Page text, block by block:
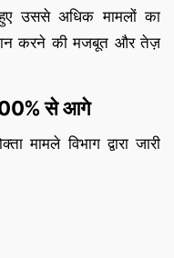
उससे अधिक मामलों का
करने की मजबूत और तेज़
से आगे
मामले विभाग द्वारा जारी